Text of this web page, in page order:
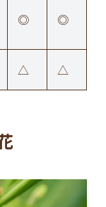
◎ ◎
△ △